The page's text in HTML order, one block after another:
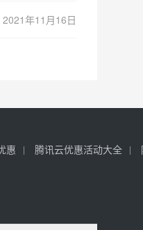
2021年11月16日
惠 腾讯云优惠活动大全